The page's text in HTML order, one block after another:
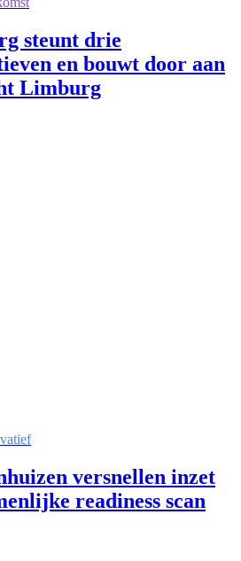
steunt drie
en bouwt door aan
Limburg
versnellen inzet
readiness scan